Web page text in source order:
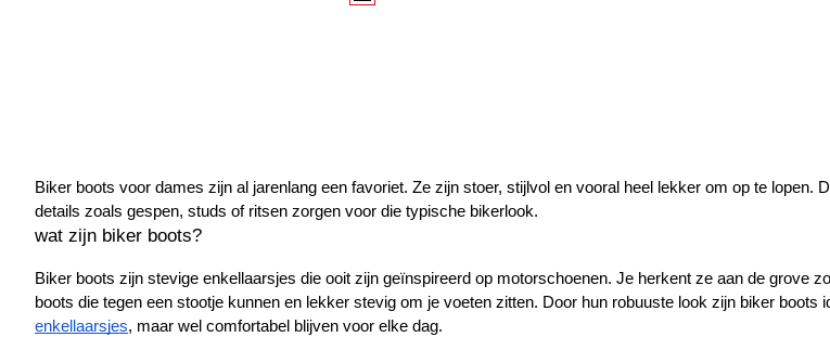
Biker boots voor dames zijn al jarenlang een favoriet. Ze zijn stoer, stijlvol en vooral heel lekker om op te
details zoals gespen, studs of ritsen zorgen voor die typische bikerlook.
wat zijn biker boots?
Biker boots zijn stevige enkellaarsjes die ooit zijn geïnspireerd op motorschoenen. Je herkent ze aan de grove
boots die tegen een stootje kunnen en lekker stevig om je voeten zitten. Door hun robuuste look zijn biker
enkellaarsjes, maar wel comfortabel blijven voor elke dag.